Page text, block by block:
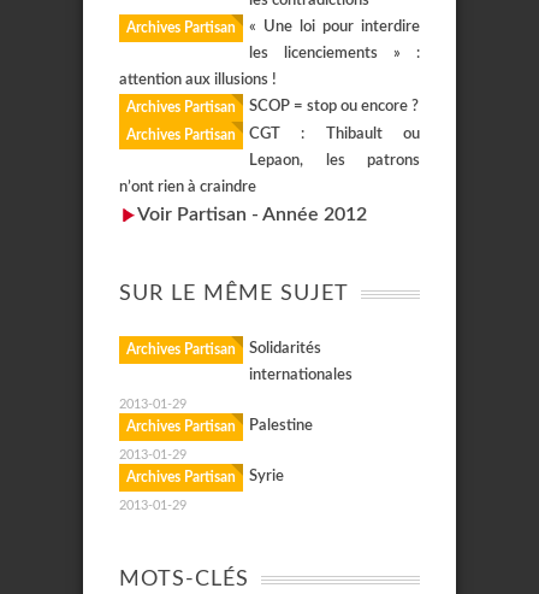
Archives Partisan
« Une loi pour interdire
les licenciements » :
attention aux illusions !
Archives Partisan SCOP = stop ou encore ?
Archives Partisan
CGT : Thibault ou
Lepaon, les patrons
n’ont rien à craindre
Voir Partisan - Année 2012
SUR LE MÊME SUJET
Archives Partisan
Solidarités
internationales
2013-01-29
Archives Partisan Palestine
2013-01-29
Archives Partisan Syrie
2013-01-29
MOTS-CLÉS